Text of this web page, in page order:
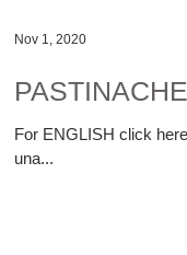
For ENGLISH click here Ho avuto
una...
Nov 1, 2020